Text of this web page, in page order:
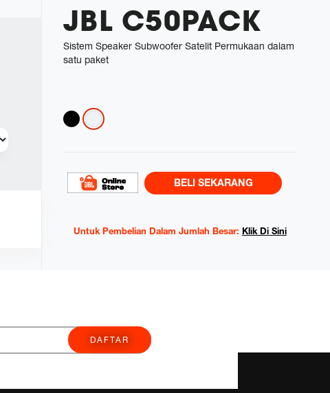
JBL C50PACK
Sistem Speaker Subwoofer Satelit Permukaan dalam
satu paket
Variations
BELI SEKARANG
Untuk Pembelian Dalam Jumlah Besar: Klik Di Sini
DAFTAR